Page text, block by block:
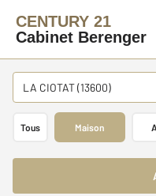
CENTURY 21
Cabinet Berenger
LA CIOTAT (13600)
Tous Maison